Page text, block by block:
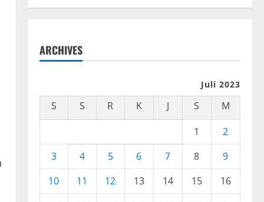
ARCHIVES
Juli 2023
S S R K J S
M
1
2
3
4 5 6 7 8
9
10
11 12 13 14 15
16